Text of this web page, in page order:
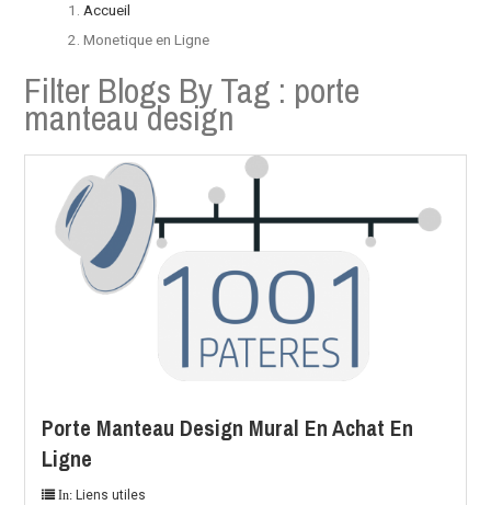
Accueil
Monetique en Ligne
Filter Blogs By Tag : porte
manteau design
Porte Manteau Design Mural En Achat En
Ligne
In: Liens utiles